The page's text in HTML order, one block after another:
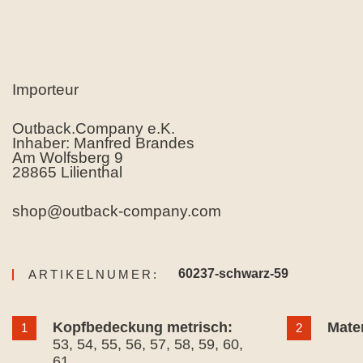
Importeur
Outback.Company e.K.
Inhaber: Manfred Brandes
Am Wolfsberg 9
28865 Lilienthal
shop@outback-company.com
ARTIKELNUMER: 60237-schwarz-59
1
Kopfbedeckung metrisch:
53, 54, 55, 56, 57, 58, 59, 60,
2